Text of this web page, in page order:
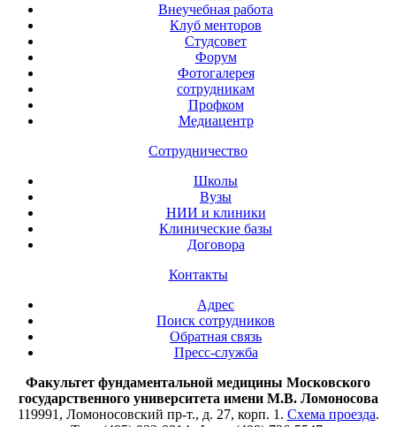
Внеучебная работа
Клуб менторов
Студсовет
Форум
Фотогалерея
сотрудникам
Профком
Медиацентр
Сотрудничество
Школы
Вузы
НИИ и клиники
Клинические базы
Договора
Контакты
Адрес
Поиск сотрудников
Обратная связь
Пресс-служба
Факультет фундаментальной медицины Московского
государственного университета имени М.В. Ломоносова
119991, Ломоносовский пр-т., д. 27, корп. 1. Схема проезда.